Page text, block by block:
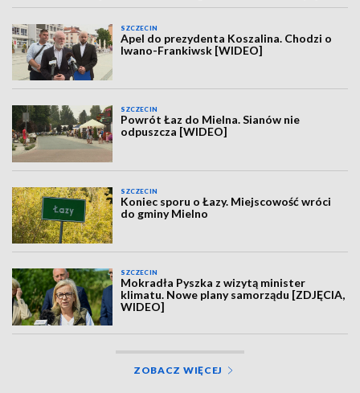
SZCZECIN
Apel do prezydenta Koszalina. Chodzi o
Iwano-Frankiwsk [WIDEO]
SZCZECIN
Powrót Łaz do Mielna. Sianów nie
odpuszcza [WIDEO]
SZCZECIN
Koniec sporu o Łazy. Miejscowość wróci
do gminy Mielno
SZCZECIN
Mokradła Pyszka z wizytą minister
klimatu. Nowe plany samorządu [ZDJĘCIA,
WIDEO]
ZOBACZ WIĘCEJ